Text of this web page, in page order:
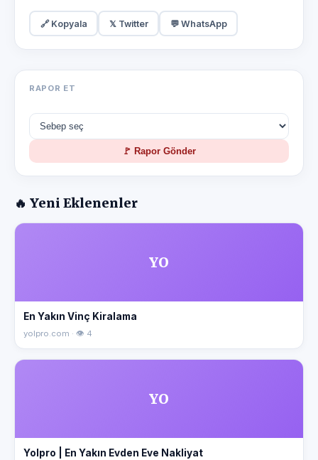
🔗 Kopyala 𝕏 Twitter 💬 WhatsApp
RAPOR ET
🚩 Rapor Gönder
🔥 Yeni Eklenenler
YO
En Yakın Vinç Kiralama
yolpro.com · 👁 4
YO
Yolpro | En Yakın Evden Eve Nakliyat